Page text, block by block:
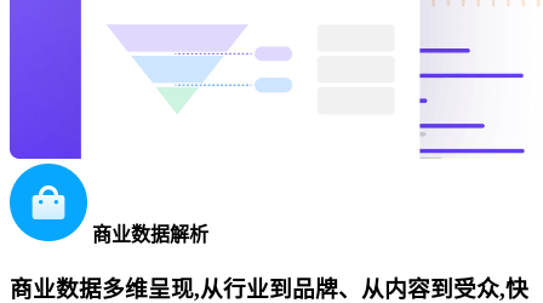
商业数据解析
商业数据多维呈现,从行业到品牌、从内容到受众,快